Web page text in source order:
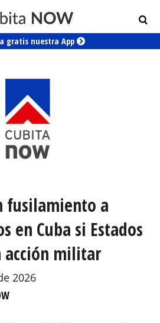
gratis nuestra App
fusilamiento a
en Cuba si Estados
acción militar
2026